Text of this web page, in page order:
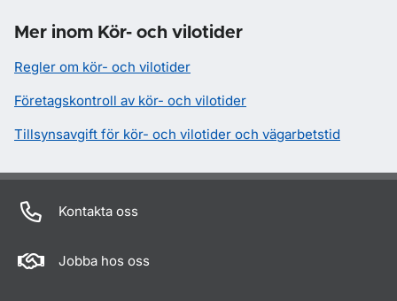
Mer inom Kör- och vilotider
Regler om kör- och vilotider
Företagskontroll av kör- och vilotider
Tillsynsavgift för kör- och vilotider och vägarbetstid
Kontakta oss
Jobba hos oss